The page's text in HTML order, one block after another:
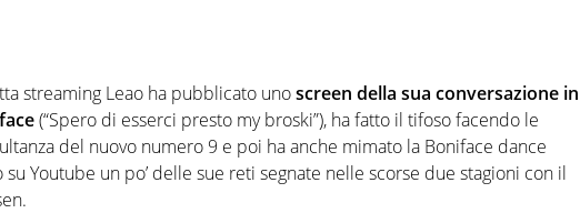
streaming Leao ha pubblicato unoscreen della sua conversazione in
(“Spero di esserci presto my broski”), ha fatto il tifoso facendo le
del nuovo numero 9 e poi ha anche mimato la Boniface dance
su Youtube un po’ delle sue reti segnate nelle scorse due stagioni con il